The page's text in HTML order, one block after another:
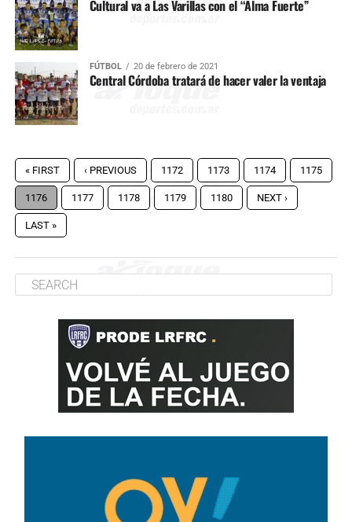
Cultural va a Las Varillas con el “Alma Fuerte”
FÚTBOL 20 de febrero de 2021
Central Córdoba tratará de hacer valer la ventaja
« FIRST ‹ PREVIOUS 1172 1173 1174 1175
1176 1177 1178 1179 1180 NEXT ›
LAST »